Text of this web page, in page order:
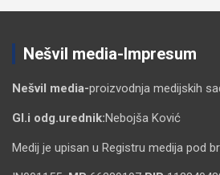
Nešvil media-Impresum
Nešvil media-proizvodnja medijskih
Gl.i odg.urednik:Nebojša Ković
Medij je upisan u Registru medija pod